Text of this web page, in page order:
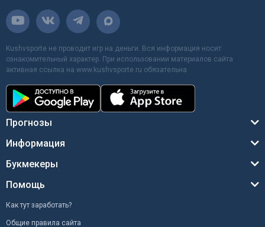
Kushvsporte не проводит игр на деньги. Вся информация носит
ознакомительный характер. При использовании материалов сайта
активная ссылка на www.kushvsporte.ru обязательна
Прогнозы
Информация
Букмекеры
Помощь
Как тут заработать?
Общие правила сайта